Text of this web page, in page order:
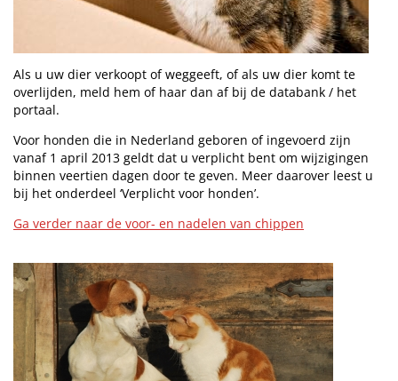
Als u uw dier verkoopt of weggeeft, of als uw dier komt te
overlijden, meld hem of haar dan af bij de databank / het
portaal.
Voor honden die in Nederland geboren of ingevoerd zijn
vanaf 1 april 2013 geldt dat u verplicht bent om wijzigingen
binnen veertien dagen door te geven. Meer daarover leest u
bij het onderdeel ‘Verplicht voor honden’.
Ga verder naar de voor- en nadelen van chippen